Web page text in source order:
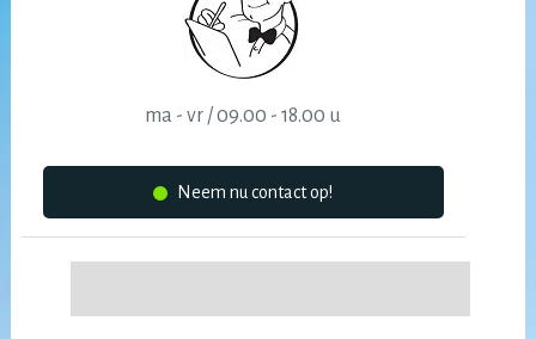
ma - vr / 09.00 - 18.00 u
Neem nu contact op!